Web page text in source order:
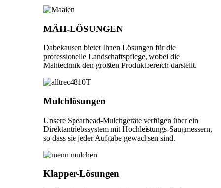
MÄH-LÖSUNGEN
Dabekausen bietet Ihnen Lösungen für die
professionelle Landschaftspflege, wobei die
Mähtechnik den größten Produktbereich darstellt.
Mulchlösungen
Unsere Spearhead-Mulchgeräte verfügen über ein
Direktantriebssystem mit Hochleistungs-Saugmessern,
so dass sie jeder Aufgabe gewachsen sind.
Klapper-Lösungen